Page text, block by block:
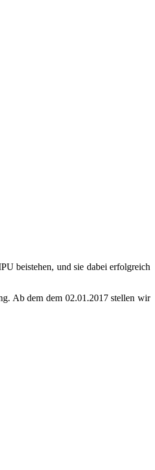
beistehen, und sie dabei erfolgreich
Ab dem dem 02.01.2017 stellen wir